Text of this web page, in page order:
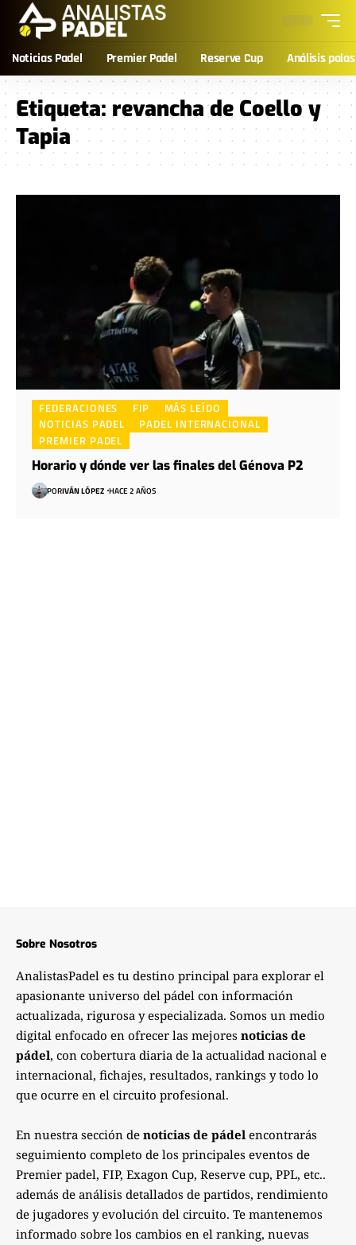
Noticias Padel Premier Padel Reserve Cup Análisis palas
Etiqueta: revancha de Coello y
Tapia
FEDERACIONES FIP
MÁS LEÍDO
NOTICIAS PADEL
PADEL INTERNACIONAL
PREMIER PADEL
Horario y dónde ver las finales del Génova P2
PORIVÁN LÓPEZ HACE 2 AÑOS
Sobre Nosotros
AnalistasPadel es tu destino principal para explorar el
apasionante universo del pádel con información
actualizada, rigurosa y especializada. Somos un medio
digital enfocado en ofrecer las mejores noticias de
pádel, con cobertura diaria de la actualidad nacional e
internacional, fichajes, resultados, rankings y todo lo
que ocurre en el circuito profesional.
En nuestra sección de noticias de pádel encontrarás
seguimiento completo de los principales eventos de
Premier padel, FIP, Exagon Cup, Reserve cup, PPL, etc..
además de análisis detallados de partidos, rendimiento
de jugadores y evolución del circuito. Te mantenemos
informado sobre los cambios en el ranking, nuevas